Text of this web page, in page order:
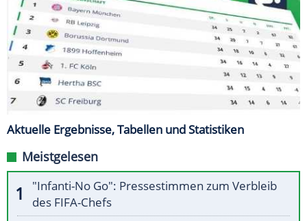
Aktuelle Ergebnisse, Tabellen und Statistiken
Meistgelesen
"Infanti-No Go": Pressestimmen zum Verbleib
des FIFA-Chefs